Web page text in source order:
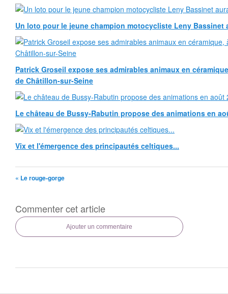
Un loto pour le jeune champion motocycliste Leny Bassinet
Patrick Groseil expose ses admirables animaux en
de Châtillon-sur-Seine
Le château de Bussy-Rabutin propose des animations en
Vix et l'émergence des principautés celtiques...
« Le rouge-gorge
Commenter cet article
Ajouter un commentaire